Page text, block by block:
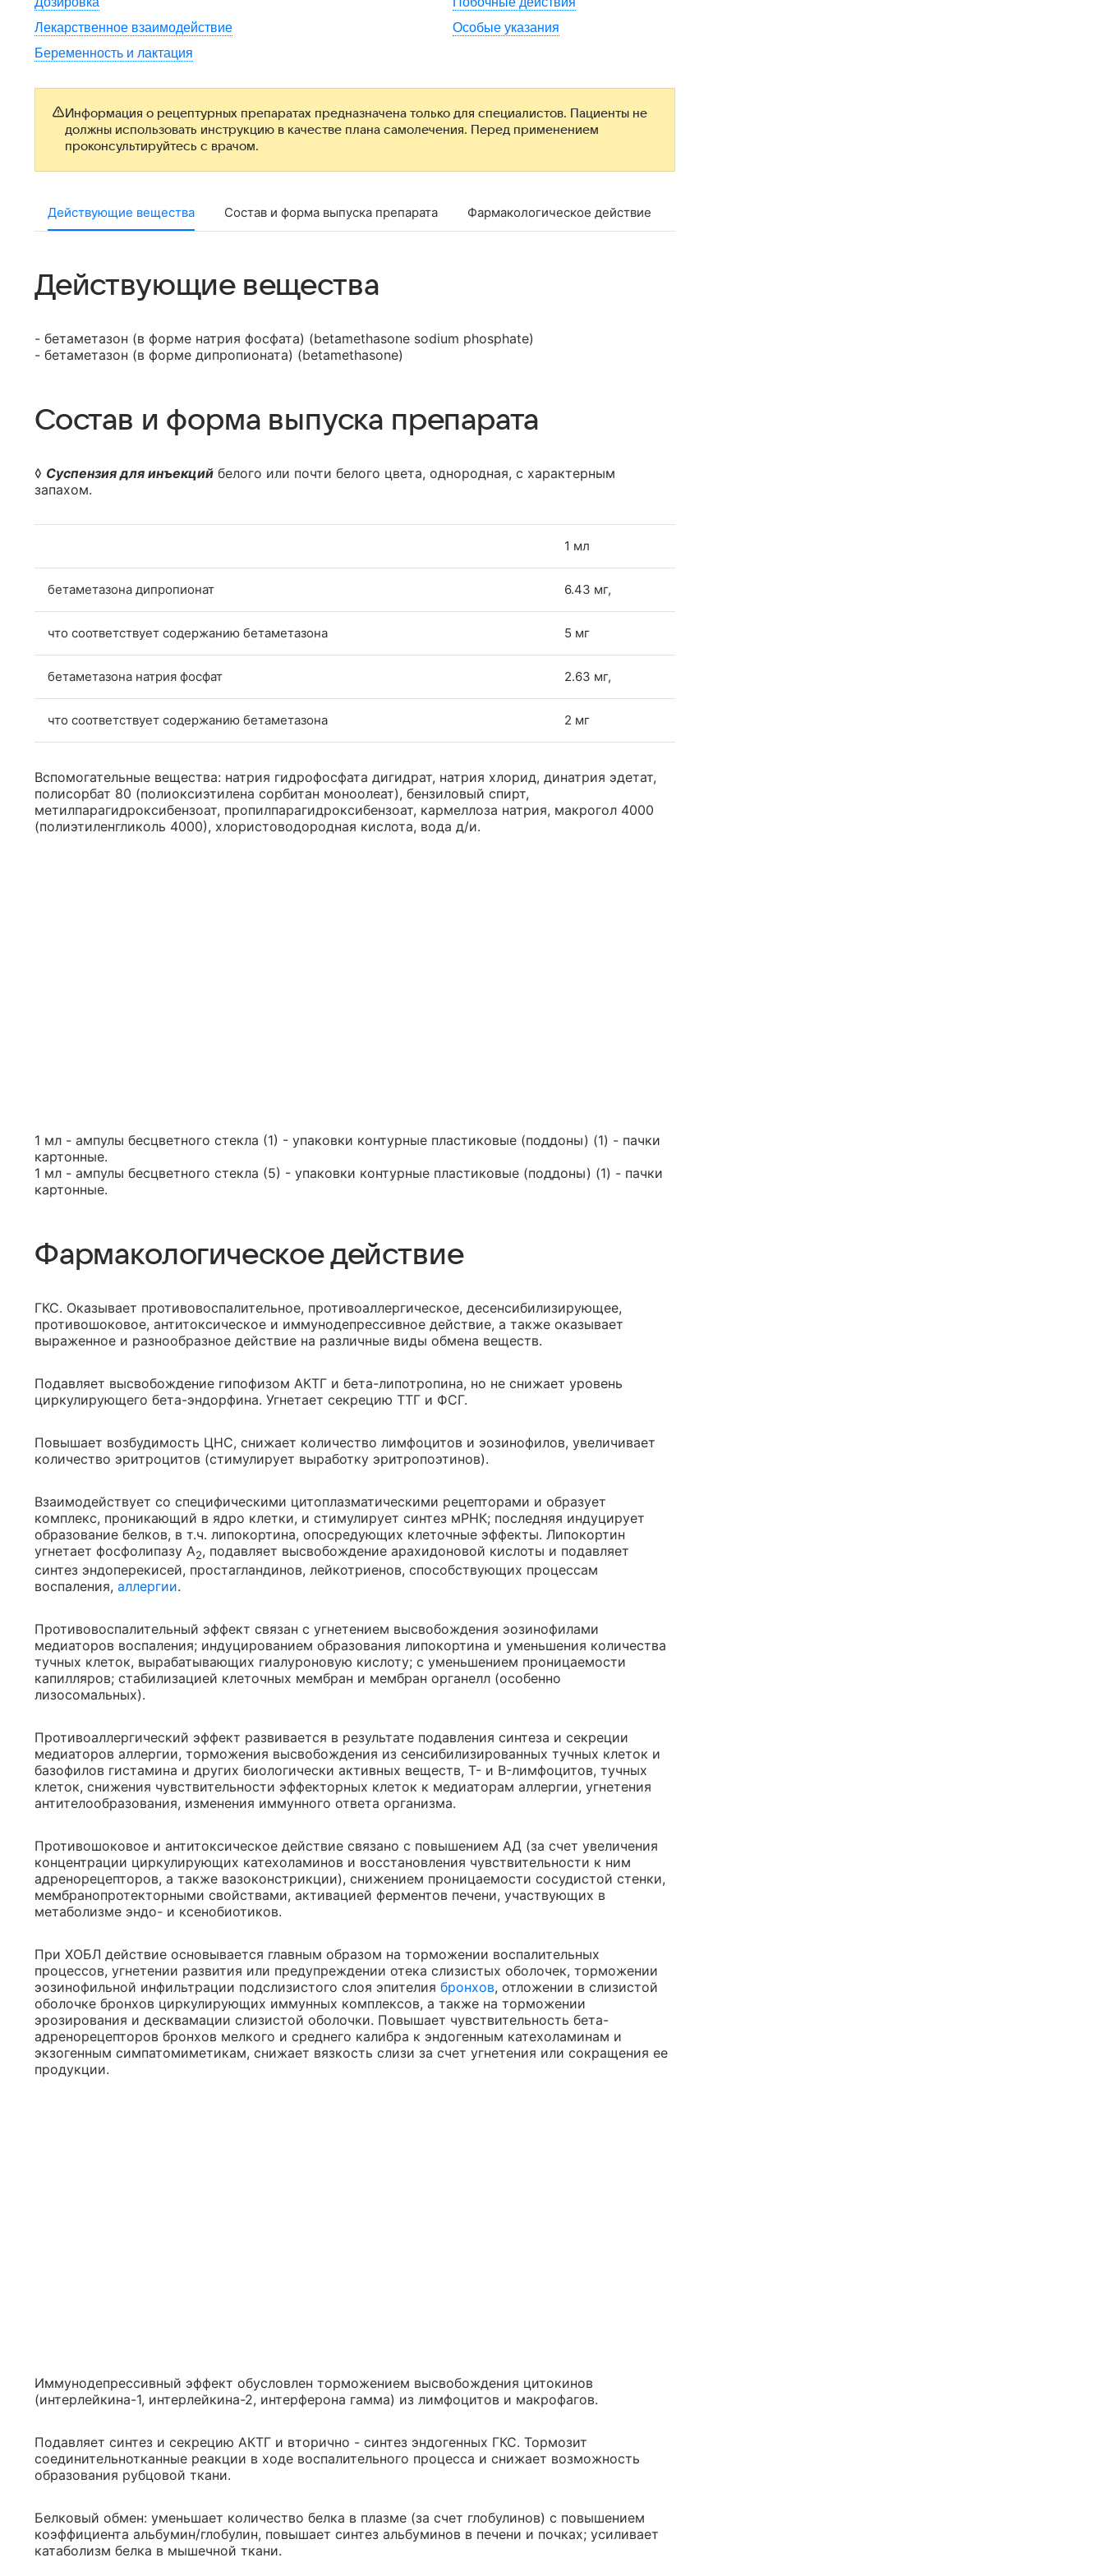
Лекарственное взаимодействие
Особые указания
Беременность и лактация
Информация о рецептурных препаратах предназначена только для специалистов. Пациенты не
должны использовать инструкцию в качестве плана самолечения. Перед применением
проконсультируйтесь с врачом.
Действующие вещества Состав и форма выпуска препарата Фармакологическое действие
Действующие вещества
- бетаметазон (в форме натрия фосфата) (betamethasone sodium phosphate)
- бетаметазон (в форме дипропионата) (betamethasone)
Состав и форма выпуска препарата
◊ Суспензия для инъекций белого или почти белого цвета, однородная, с характерным
запахом.
1 мл
бетаметазона дипропионат 6.43 мг,
что соответствует содержанию бетаметазона 5 мг
бетаметазона натрия фосфат 2.63 мг,
что соответствует содержанию бетаметазон­а 2 мг
Вспомогательные вещества: натрия гидрофосфата дигидрат, натрия хлорид, динатрия эдетат,
полисорбат 80 (полиоксиэтилена сорбитан моноолеат), бензиловый спирт,
метилпарагидроксибензоат, пропилпарагидроксибензоат, кармеллоза натрия, макрогол 4000
(полиэтиленгликоль 4000), хлористоводородная кислота, вода д/и.
1 мл - ампулы бесцветного стекла (1) - упаковки контурные пластиковые (поддоны) (1) - пачки
картонные.
1 мл - ампулы бесцветного стекла (5) - упаковки контурные пластиковые (поддоны) (1) - пачки
картонные.
Фармакологическое действие
ГКС. Оказывает противовоспалительное, противоаллергическое, десенсибилизирующее,
противошоковое, антитоксическое и иммунодепрессивное действие, а также оказывает
выраженное и разнообразное действие на различные виды обмена веществ.
Подавляет высвобождение гипофизом АКТГ и бета-липотропина, но не снижает уровень
циркулирующего бета-эндорфина. Угнетает секрецию ТТГ и ФСГ.
Повышает возбудимость ЦНС, снижает количество лимфоцитов и эозинофилов, увеличивает
количество эритроцитов (стимулирует выработку эритропоэтинов).
Взаимодействует со специфическими цитоплазматическими рецепторами и образует
комплекс, проникающий в ядро клетки, и стимулирует синтез мРНК; последняя индуцирует
образование белков, в т.ч. липокортина, опосредующих клеточные эффекты. Липокортин
угнетает фосфолипазу А2, подавляет высвобождение арахидоновой кислоты и подавляет
синтез эндоперекисей, простагландинов, лейкотриенов, способствующих процессам
воспаления, аллергии.
Противовоспалительный эффект связан с угнетением высвобождения эозинофилами
медиаторов воспаления; индуцированием образования липокортина и уменьшения количества
тучных клеток, вырабатывающих гиалуроновую кислоту; с уменьшением проницаемости
капилляров; стабилизацией клеточных мембран и мембран органелл (особенно
лизосомальных).
Противоаллергический эффект развивается в результате подавления синтеза и секреции
медиаторов аллергии, торможения высвобождения из сенсибилизированных тучных клеток и
базофилов гистамина и других биологически активных веществ, T- и B-лимфоцитов, тучных
клеток, снижения чувствительности эффекторных клеток к медиаторам аллергии, угнетения
антителообразования, изменения иммунного ответа организма.
Противошоковое и антитоксическое действие связано с повышением АД (за счет увеличения
концентрации циркулирующих катехоламинов и восстановления чувствительности к ним
адренорецепторов, а также вазоконстрикции), снижением проницаемости сосудистой стенки,
мембранопротекторными свойствами, активацией ферментов печени, участвующих в
метаболизме эндо- и ксенобиотиков.
При ХОБЛ действие основывается главным образом на торможении воспалительных
процессов, угнетении развития или предупреждении отека слизистых оболочек, торможении
эозинофильной инфильтрации подслизистого слоя эпителия бронхов, отложении в слизистой
оболочке бронхов циркулирующих иммунных комплексов, а также на торможении
эрозирования и десквамации слизистой оболочки. Повышает чувствительность бета-
адренорецепторов бронхов мелкого и среднего калибра к эндогенным катехоламинам и
экзогенным симпатомиметикам, снижает вязкость слизи за счет угнетения или сокращения ее
продукции.
Иммунодепрессивный эффект обусловлен торможением высвобождения цитокинов
(интерлейкина-1, интерлейкина-2, интерферона гамма) из лимфоцитов и макрофагов.
Подавляет синтез и секрецию АКТГ и вторично - синтез эндогенных ГКС. Тормозит
соединительнотканные реакции в ходе воспалительного процесса и снижает возможность
образования рубцовой ткани.
Белковый обмен: уменьшает количество белка в плазме (за счет глобулинов) с повышением
коэффициента альбумин/глобулин, повышает синтез альбуминов в печени и почках; усиливает
катаболизм белка в мышечной ткани.